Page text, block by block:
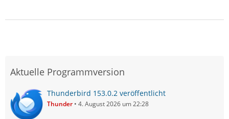
Aktuelle Programmversion
Thunderbird 153.0.2 veröffentlicht
Thunder 4. August 2026 um 22:28